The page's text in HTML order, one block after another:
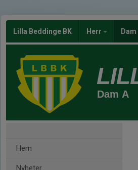
Lilla Beddinge BK Herr Dam
Dam A
Hem
Nyheter